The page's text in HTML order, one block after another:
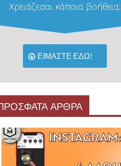
Χρειάζεσαι κάποια βοήθεια;
ΕΙΜΑΣΤΕ ΕΔΩ!
ΑΡΘΡΑ